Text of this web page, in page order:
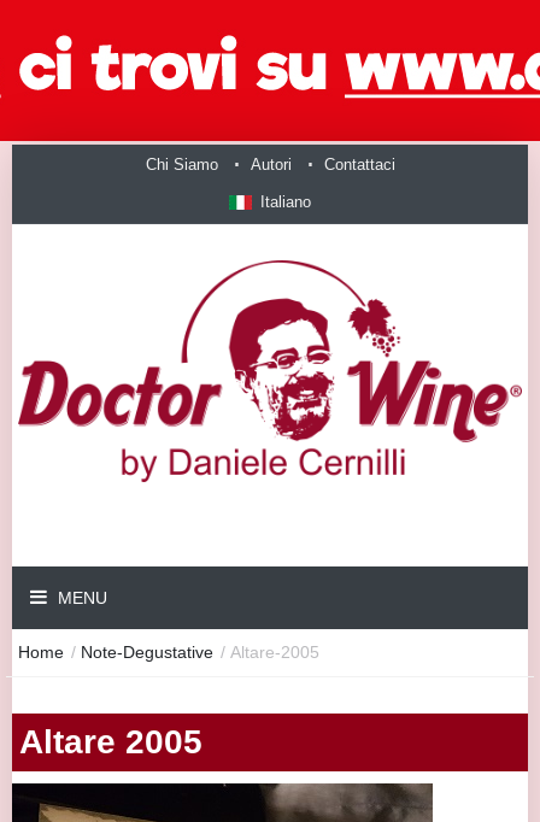
Chi Siamo Autori Contattaci
Italiano
MENU
Home / Note-Degustative / Altare-2005
Altare 2005